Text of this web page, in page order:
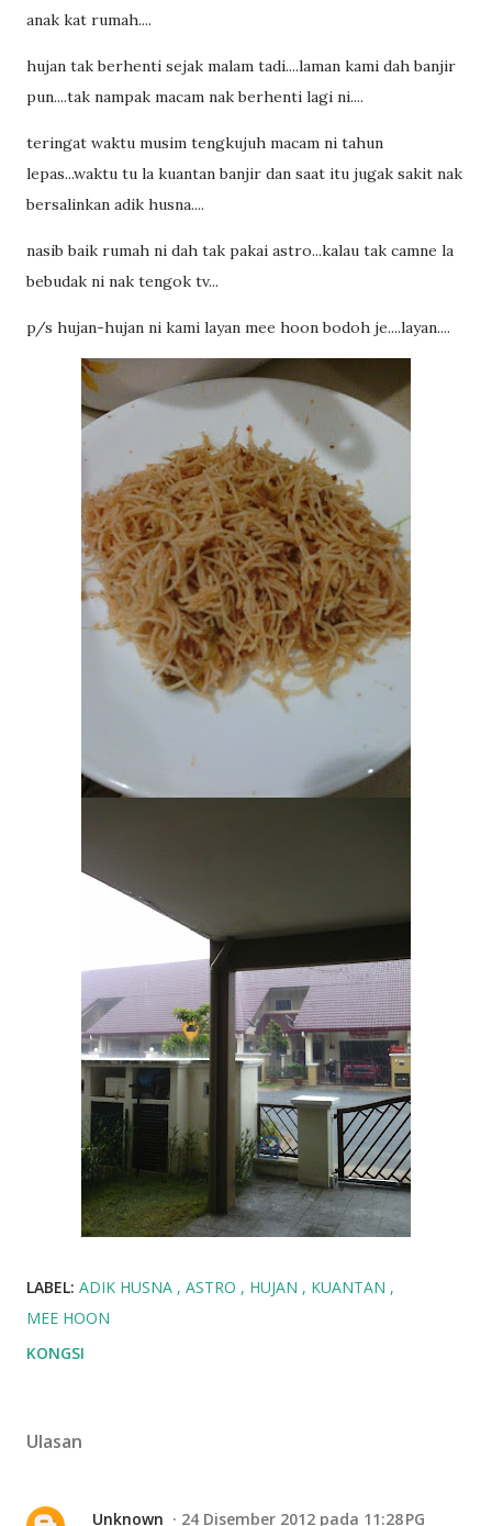
anak kat rumah....
hujan tak berhenti sejak malam tadi....laman kami dah banjir
pun....tak nampak macam nak berhenti lagi ni....
teringat waktu musim tengkujuh macam ni tahun
lepas...waktu tu la kuantan banjir dan saat itu jugak sakit nak
bersalinkan adik husna....
nasib baik rumah ni dah tak pakai astro...kalau tak camne la
bebudak ni nak tengok tv...
p/s hujan-hujan ni kami layan mee hoon bodoh je....layan....
LABEL: ADIK HUSNA ASTRO HUJAN
KUANTAN
MEE HOON
KONGSI
Ulasan
Unknown 24 Disember 2012 pada 11:28 PG